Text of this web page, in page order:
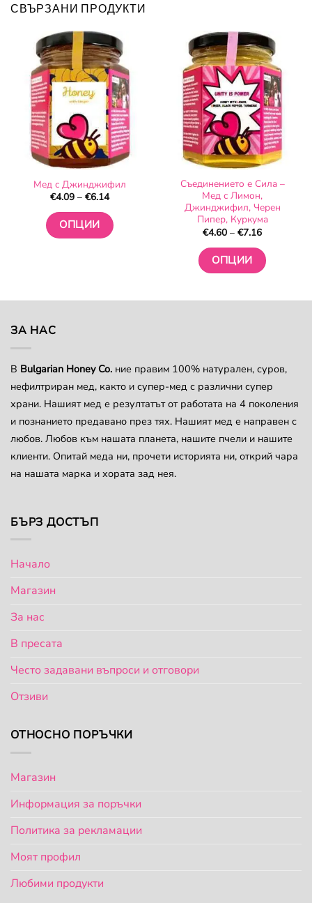
СВЪРЗАНИ ПРОДУКТИ
Мед с Джинджифил
€4.09 – €6.14Price
€4.09
through
€6.14
ОПЦИИ
variants.
chosen
on
the
product
page
Съединението е Сила –
Мед с Лимон,
Джинджифил, Черен
Пипер, Куркума
€4.60 – €7.16Price
€4.60
through
€7.16
ОПЦИИ
options
may
chosen
on
the
product
ЗА НАС
В Bulgarian Honey Co. ние правим 100% натурален, суров,
нефилтриран мед, както и супер-мед с различни супер
храни. Нашият мед е резултатът от работата на 4 поколения
и познанието предавано през тях. Нашият мед е направен с
любов. Любов към нашата планета, нашите пчели и нашите
клиенти. Опитай меда ни, прочети историята ни, открий чара
на нашата марка и хората зад нея.
БЪРЗ ДОСТЪП
Начало
Магазин
За нас
В пресата
Често задавани въпроси и отговори
Отзиви
ОТНОСНО ПОРЪЧКИ
Магазин
Информация за поръчки
Политика за рекламации
Моят профил
Любими продукти